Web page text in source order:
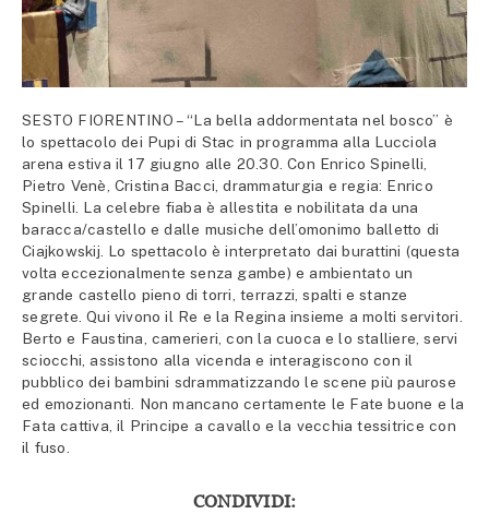
SESTO FIORENTINO – “La bella addormentata nel bosco” è
lo spettacolo dei Pupi di Stac in programma alla Lucciola
arena estiva il 17 giugno alle 20.30. Con Enrico Spinelli,
Pietro Venè, Cristina Bacci, drammaturgia e regia: Enrico
Spinelli. La celebre fiaba è allestita e nobilitata da una
baracca/castello e dalle musiche dell’omonimo balletto di
Ciajkowskij. Lo spettacolo è interpretato dai burattini (questa
volta eccezionalmente senza gambe) e ambientato un
grande castello pieno di torri, terrazzi, spalti e stanze
segrete. Qui vivono il Re e la Regina insieme a molti servitori.
Berto e Faustina, camerieri, con la cuoca e lo stalliere, servi
sciocchi, assistono alla vicenda e interagiscono con il
pubblico dei bambini sdrammatizzando le scene più paurose
ed emozionanti. Non mancano certamente le Fate buone e la
Fata cattiva, il Principe a cavallo e la vecchia tessitrice con
il fuso.
CONDIVIDI: